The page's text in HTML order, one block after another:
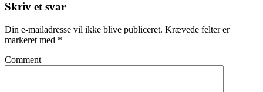
Skriv et svar
Din e-mailadresse vil ikke blive publiceret. Krævede felter er
markeret med *
Comment